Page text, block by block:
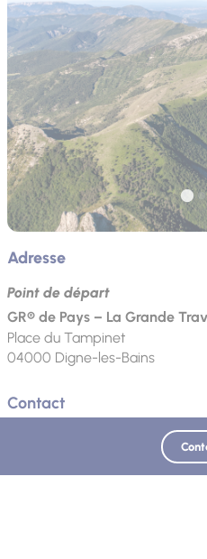
Adresse
Point de départ
GR® de Pays – La Grande
Place du Tampinet
04000 Digne-les-Bains
Contact